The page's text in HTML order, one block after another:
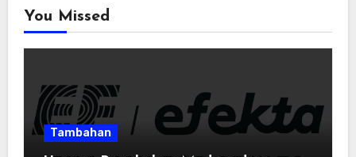
You Missed
Tambahan